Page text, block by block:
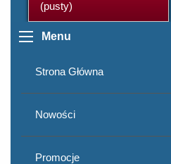
(pusty)
Menu
Strona Główna
Nowości
Promocje